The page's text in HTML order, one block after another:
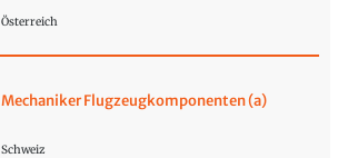
Österreich
Mechaniker Flugzeugkomponenten (a)
Schweiz